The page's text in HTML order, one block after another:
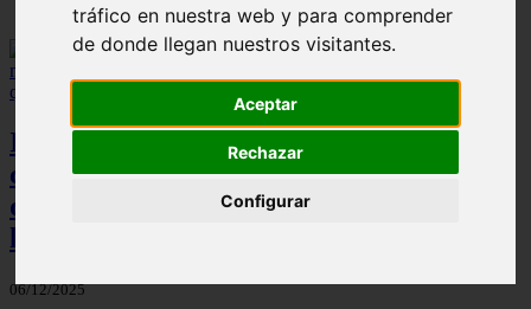
tráfico en nuestra web y para comprender
de donde llegan nuestros visitantes.
Aceptar
Rechazar
Configurar
Investigadores japoneses descubren
compuesto natural en nogal manchuriano
que elimina malezas sin necesidad de
herbicidas químicos
06/12/2025